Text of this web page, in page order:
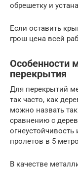
обрешетку и
Если оставить
грош цена всей
Особенности
перекрытия
Для перекрытий
так часто, как
можно назвать
сравнению с
пролетов в 5
В качестве